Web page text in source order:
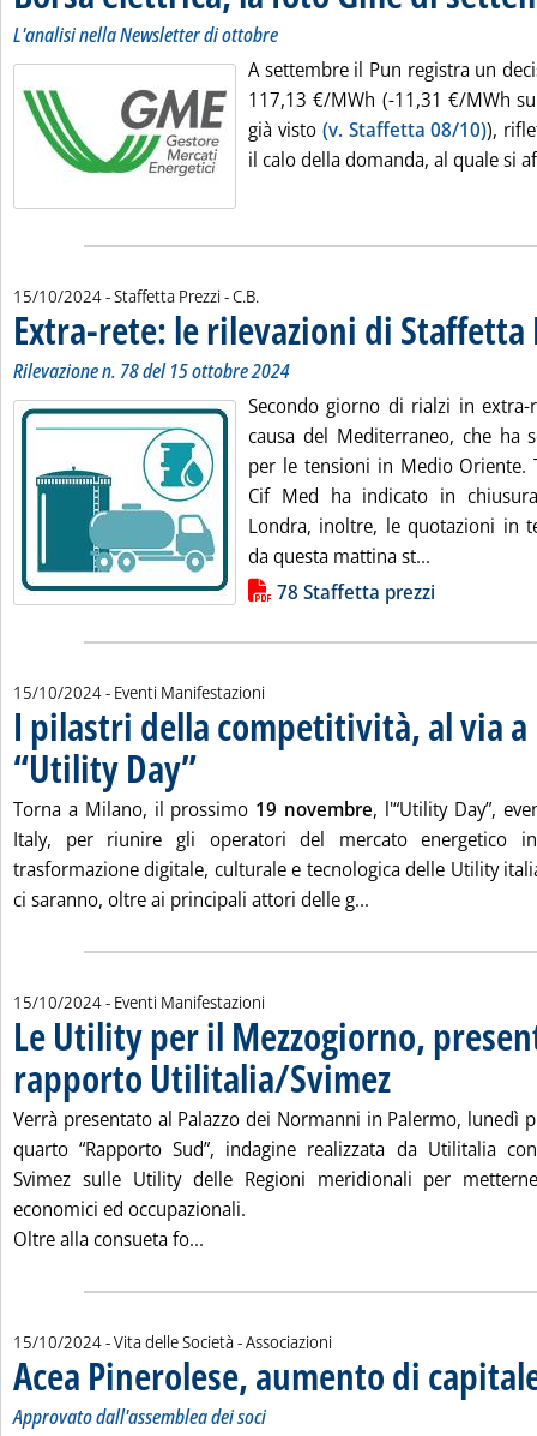
L'analisi nella Newsletter di ottobre
A settembre il Pun registra un
117,13 €/MWh (-11,31 €/MWh
già visto (v. Staffetta 08/10)),
il calo della domanda, al quale si
15/10/2024- Staffetta Prezzi -di:
C.B.
Extra-rete: le rilevazioni di Staffetta
Rilevazione n. 78 del 15 ottobre 2024
Secondo giorno di rialzi in
causa del Mediterraneo, che ha
per le tensioni in Medio Oriente.
Cif Med ha indicato in
Londra, inoltre, le quotazioni in
da questa mattina st...
Lista allegati PDF alla notizia78 Staffetta prezzi
15/10/2024- Eventi Manifestazioni
I pilastri della competitività, al via
“Utility Day”. Pubblicata martedì 15 ottobre 2024 alle 15.18.
Torna a Milano, il prossimo 19 novembre, l'“Utility Day”,
Italy, per riunire gli operatori del mercato energetico
trasformazione digitale, culturale e tecnologica delle Utility
ci saranno, oltre ai principali attori delle g...
15/10/2024- Eventi Manifestazioni
Le Utility per il Mezzogiorno,
rapporto Utilitalia/Svimez. Pubblicata martedì 15
Verrà presentato al Palazzo dei Normanni in Palermo, lunedì
quarto “Rapporto Sud”, indagine realizzata da Utilitalia
Svimez sulle Utility delle Regioni meridionali per
economici ed occupazionali.
Oltre alla consueta fo...
15/10/2024- Vita delle Società - Associazioni
Acea Pinerolese, aumento di
Approvato dall'assemblea dei soci